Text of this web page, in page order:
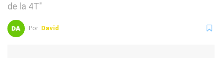
de la 4T"
Por: David